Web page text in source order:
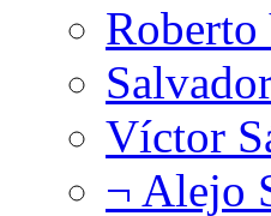
Víctor
¬ Alejo